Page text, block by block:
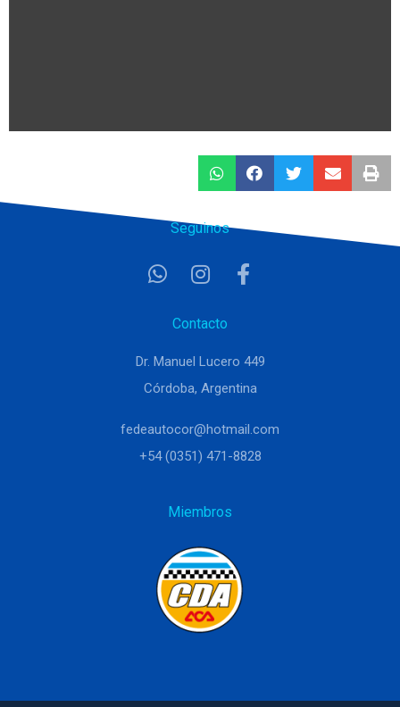
Seguinos
Contacto
Dr. Manuel Lucero 449
Córdoba, Argentina
fedeautocor@hotmail.com
+54 (0351) 471-8828
Miembros